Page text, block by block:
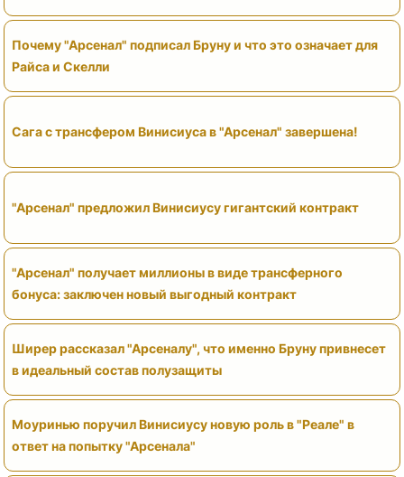
Почему "Арсенал" подписал Бруну и что это означает для
Райса и Скелли
Сага с трансфером Винисиуса в "Арсенал" завершена!
"Арсенал" предложил Винисиусу гигантский контракт
"Арсенал" получает миллионы в виде трансферного
бонуса: заключен новый выгодный контракт
Ширер рассказал "Арсеналу", что именно Бруну привнесет
в идеальный состав полузащиты
Моуринью поручил Винисиусу новую роль в "Реале" в
ответ на попытку "Арсенала"